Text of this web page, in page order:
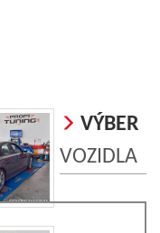
VÝBER
VOZIDLA